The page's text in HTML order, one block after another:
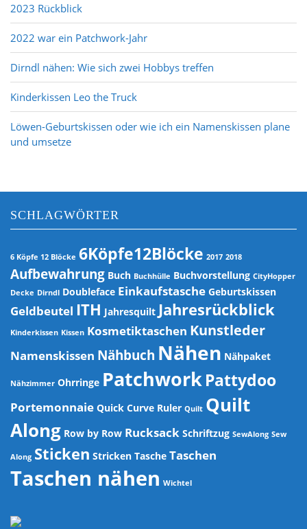
2023 Rückblick
2022 war ein Patchwork-Jahr
Dirndl nähen: Wie sich zwei Hobbys treffen
Kinderkissen Leo the Truck
Löwen-Geburtskissen oder wie ich ein Namenskissen plane
und umsetze
SCHLAGWÖRTER
6 Köpfe 12 Blöcke 6Köpfe12Blöcke 2017 2018
Aufbewahrung Buch Buchhülle Buchvorstellung CityHopper
Decke Dirndl Doubleface Einkaufstasche Geburtskissen
Geldbeutel ITH Jahresquilt Jahresrückblick
Kinderkissen Kissen Kosmetiktaschen Kunstleder
Namenskissen Nähbuch Nähen Nähpaket
Nähzimmer Ohrringe PatchworkPattydoo
Portemonnaie Quick Curve Ruler Quilt Quilt
Along Row by Row Rucksack Schriftzug SewAlong Sew
Along Sticken Stricken Tasche Taschen
Taschen nähen Wichtel